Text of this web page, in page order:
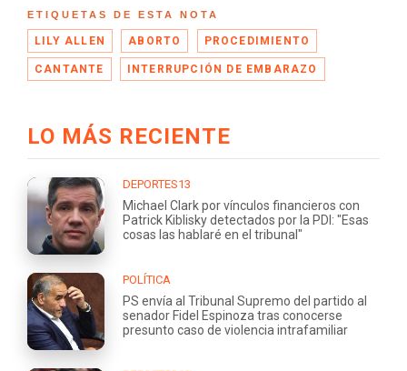
ETIQUETAS DE ESTA NOTA
LILY ALLEN ABORTO PROCEDIMIENTO
CANTANTE INTERRUPCIÓN DE EMBARAZO
LO MÁS RECIENTE
DEPORTES13
Michael Clark por vínculos financieros con
Patrick Kiblisky detectados por la PDI: "Esas
cosas las hablaré en el tribunal"
POLÍTICA
PS envía al Tribunal Supremo del partido al
senador Fidel Espinoza tras conocerse
presunto caso de violencia intrafamiliar